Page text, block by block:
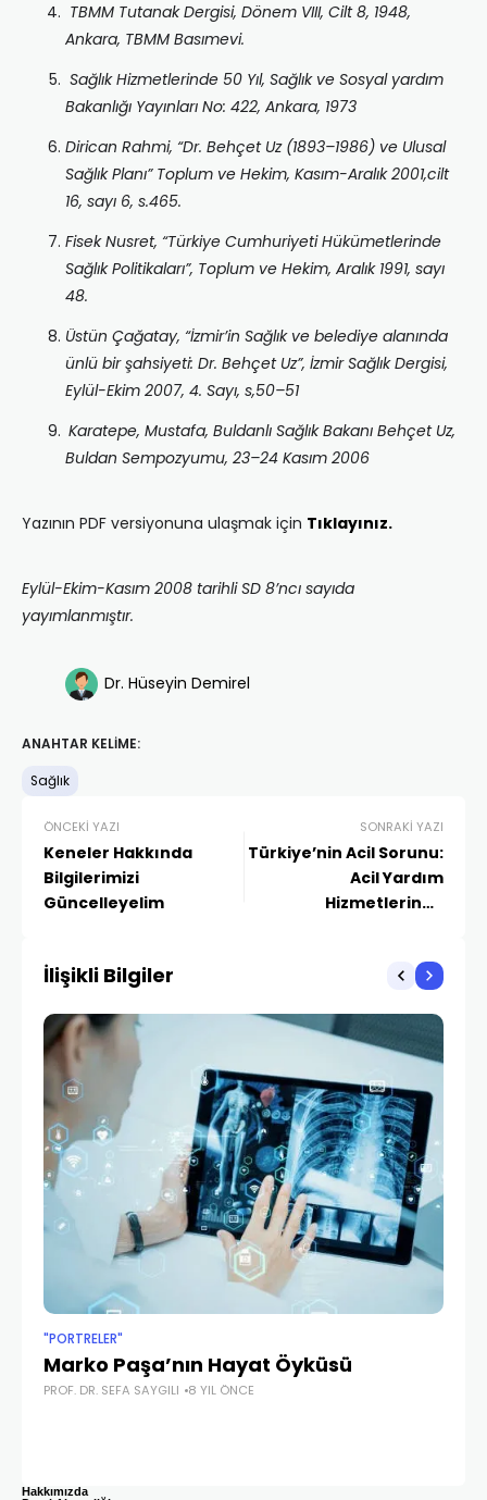
TBMM Tutanak Dergisi, Dönem VIII, Cilt 8, 1948,
Ankara, TBMM Basımevi.
Sağlık Hizmetlerinde 50 Yıl, Sağlık ve Sosyal yardım
Bakanlığı Yayınları No: 422, Ankara, 1973
Dirican Rahmi, “Dr. Behçet Uz (1893–1986) ve Ulusal
Sağlık Planı” Toplum ve Hekim, Kasım-Aralık 2001,cilt
16, sayı 6, s.465.
Fisek Nusret, “Türkiye Cumhuriyeti Hükümetlerinde
Sağlık Politikaları”, Toplum ve Hekim, Aralık 1991, sayı
48.
Üstün Çağatay, “İzmir’in Sağlık ve belediye alanında
ünlü bir şahsiyeti: Dr. Behçet Uz”, İzmir Sağlık Dergisi,
Eylül-Ekim 2007, 4. Sayı, s,50–51
Karatepe, Mustafa, Buldanlı Sağlık Bakanı Behçet Uz,
Buldan Sempozyumu, 23–24 Kasım 2006
Yazının PDF versiyonuna ulaşmak için Tıklayınız.
Eylül-Ekim-Kasım 2008 tarihli SD 8’ncı sayıda
yayımlanmıştır.
Dr. Hüseyin Demirel
ANAHTAR KELIME:
Sağlık
ÖNCEKI YAZI
Keneler Hakkında
Bilgilerimizi
Güncelleyelim
SONRAKI YAZI
Türkiye’nin Acil Sorunu:
Acil Yardım
Hizmetlerinde
İlişikli Bilgiler
"PORTRELER"
Marko Paşa’nın Hayat Öyküsü
PROF. DR. SEFA SAYGILI 8 YIL ÖNCE
Hakkımızda